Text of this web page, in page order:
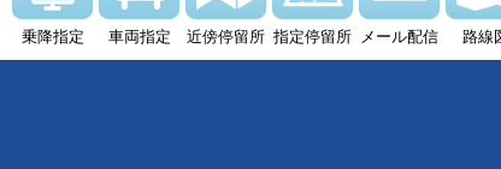
乗降指定 車両指定 近傍停留所 指定停留所 メール配信 路線